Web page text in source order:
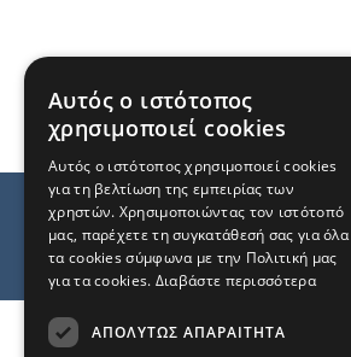
Αυτός ο ιστότοπος
χρησιμοποιεί cookies
Αυτός ο ιστότοπος χρησιμοποιεί cookies
για τη βελτίωση της εμπειρίας των
χρηστών. Χρησιμοποιώντας τον ιστότοπό
μας, παρέχετε τη συγκατάθεσή σας για όλα
τα cookies σύμφωνα με την Πολιτική μας
για τα cookies. Διαβάστε περισσότερα
ΑΠΟΛΎΤΩΣ ΑΠΑΡΑΊΤΗΤΑ